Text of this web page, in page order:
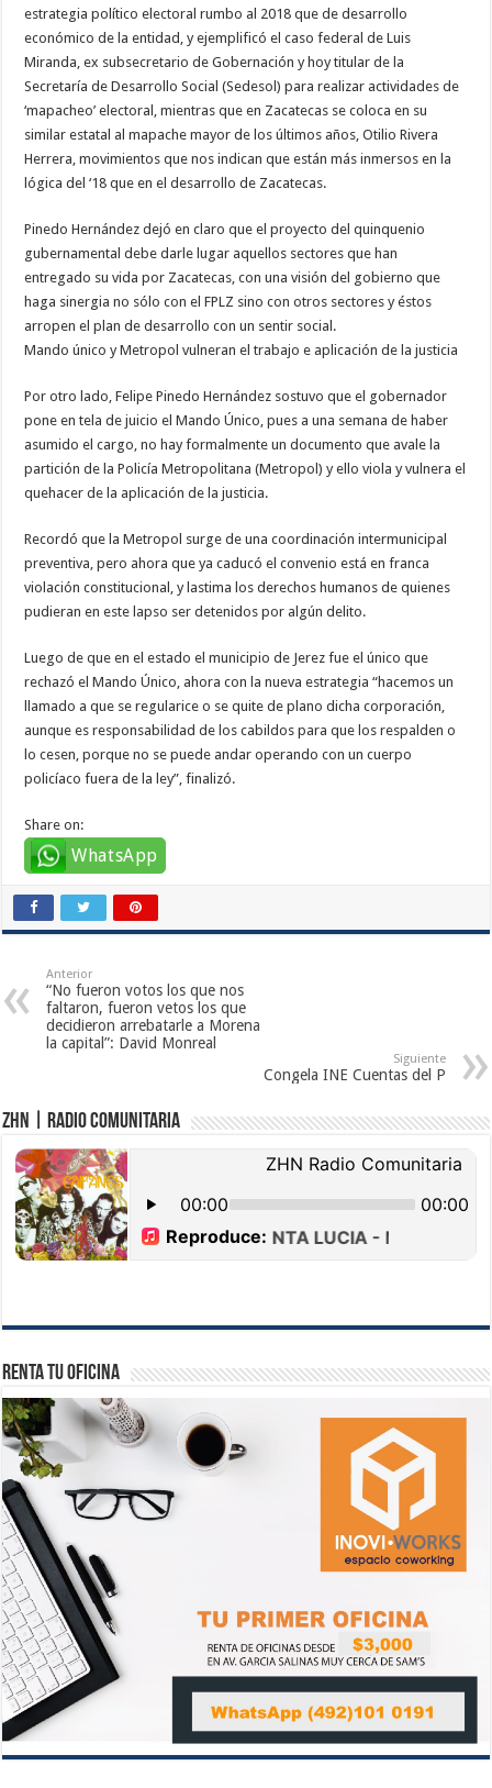
estrategia político electoral rumbo al 2018 que de desarrollo
económico de la entidad, y ejemplificó el caso federal de Luis
Miranda, ex subsecretario de Gobernación y hoy titular de la
Secretaría de Desarrollo Social (Sedesol) para realizar actividades de
‘mapacheo’ electoral, mientras que en Zacatecas se coloca en su
similar estatal al mapache mayor de los últimos años, Otilio Rivera
Herrera, movimientos que nos indican que están más inmersos en la
lógica del ‘18 que en el desarrollo de Zacatecas.
Pinedo Hernández dejó en claro que el proyecto del quinquenio
gubernamental debe darle lugar aquellos sectores que han
entregado su vida por Zacatecas, con una visión del gobierno que
haga sinergia no sólo con el FPLZ sino con otros sectores y éstos
arropen el plan de desarrollo con un sentir social.
Mando único y Metropol vulneran el trabajo e aplicación de la justicia
Por otro lado, Felipe Pinedo Hernández sostuvo que el gobernador
pone en tela de juicio el Mando Único, pues a una semana de haber
asumido el cargo, no hay formalmente un documento que avale la
partición de la Policía Metropolitana (Metropol) y ello viola y vulnera el
quehacer de la aplicación de la justicia.
Recordó que la Metropol surge de una coordinación intermunicipal
preventiva, pero ahora que ya caducó el convenio está en franca
violación constitucional, y lastima los derechos humanos de quienes
pudieran en este lapso ser detenidos por algún delito.
Luego de que en el estado el municipio de Jerez fue el único que
rechazó el Mando Único, ahora con la nueva estrategia “hacemos un
llamado a que se regularice o se quite de plano dicha corporación,
aunque es responsabilidad de los cabildos para que los respalden o
lo cesen, porque no se puede andar operando con un cuerpo
policíaco fuera de la ley”, finalizó.
Share on:
WhatsApp
Anterior
“No fueron votos los que nos
faltaron, fueron vetos los que
decidieron arrebatarle a Morena
la capital”: David Monreal
Siguiente
Congela INE Cuentas del P
ZHN | Radio Comunitaria
Renta tu Oficina